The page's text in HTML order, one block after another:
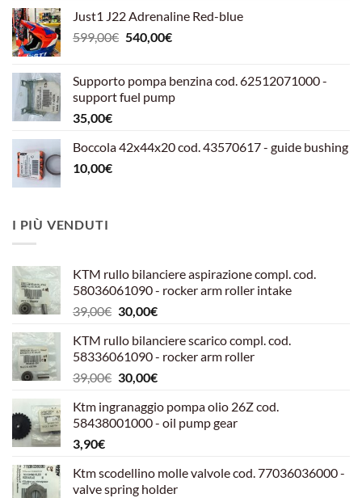
Just1 J22 Adrenaline Red-blue
599,00€ Il
era:
599,00€.
540,00€Il
è:
540,00€.
Supporto pompa benzina cod. 62512071000 -
support fuel pump
35,00€
Boccola 42x44x20 cod. 43570617 - guide bushing
10,00€
I PIÙ VENDUTI
KTM rullo bilanciere aspirazione compl. cod.
58036061090 - rocker arm roller intake
39,00€ Il
originale
era:
39,00€.
30,00€Il
attuale
è:
30,00€.
KTM rullo bilanciere scarico compl. cod.
58336061090 - rocker arm roller
39,00€ Il
originale
era:
30,00€Il
attuale
è:
Ktm ingranaggio pompa olio 26Z cod.
58438001000 - oil pump gear
3,90€
Ktm scodellino molle valvole cod. 77036036000 -
valve spring holder